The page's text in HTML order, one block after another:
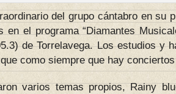
del grupo cántabro en su
en el programa “Diamantes
de Torrelavega. Los estudios y
como siempre que hay
varios temas propios, Rainy